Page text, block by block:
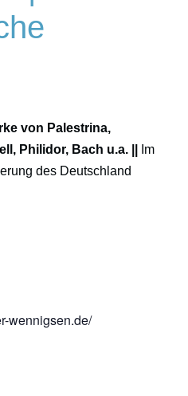
von Palestrina,
Philidor, Bach u.a. ||
Im
des Deutschland
wennigsen.de/